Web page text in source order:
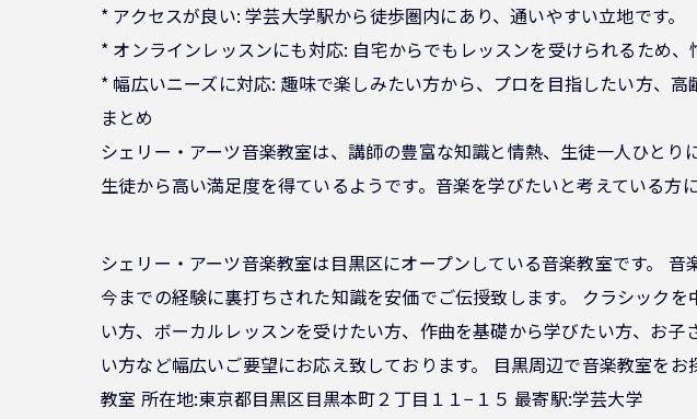
* アクセスが良い: 学芸大学駅から徒歩圏内にあり、通いやすい立地です。
* オンラインレッスンにも対応: 自宅からでもレッスンを受けられるため、
* 幅広いニーズに対応: 趣味で楽しみたい方から、プロを目指したい方、高
まとめ
シェリー・アーツ音楽教室は、講師の豊富な知識と情熱、生徒一人ひと
生徒から高い満足度を得ているようです。音楽を学びたいと考えている方
シェリー・アーツ音楽教室は目黒区にオープンしている音楽教室です。
今までの経験に裏打ちされた知識を安価でご伝授致します。 クラシック
い方、ボーカルレッスンを受けたい方、作曲を基礎から学びたい方、お
い方など幅広いご要望にお応え致しております。 目黒周辺で音楽教室を
教室 所在地:東京都目黒区目黒本町２丁目１１−１５ 最寄駅:学芸大学